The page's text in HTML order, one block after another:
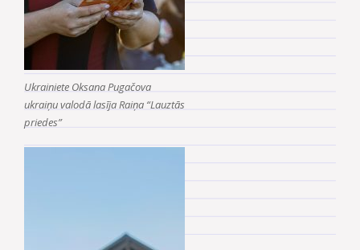
Ukrainiete Oksana Pugačova
ukraiņu valodā lasīja Raiņa “Lauztās
priedes”